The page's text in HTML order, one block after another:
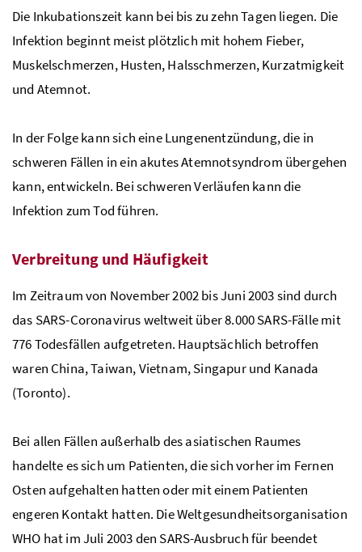
Die Inkubationszeit kann bei bis zu zehn Tagen liegen. Die
Infektion beginnt meist plötzlich mit hohem Fieber,
Muskelschmerzen, Husten, Halsschmerzen, Kurzatmigkeit
und Atemnot.
In der Folge kann sich eine Lungenentzündung, die in
schweren Fällen in ein akutes Atemnotsyndrom übergehen
kann, entwickeln. Bei schweren Verläufen kann die
Infektion zum Tod führen.
Verbreitung und Häufigkeit
Im Zeitraum von November 2002 bis Juni 2003 sind durch
das SARS-Coronavirus weltweit über 8.000 SARS-Fälle mit
776 Todesfällen aufgetreten. Hauptsächlich betroffen
waren China, Taiwan, Vietnam, Singapur und Kanada
(Toronto).
Bei allen Fällen außerhalb des asiatischen Raumes
handelte es sich um Patienten, die sich vorher im Fernen
Osten aufgehalten hatten oder mit einem Patienten
engeren Kontakt hatten. Die Weltgesundheitsorganisation
WHO hat im Juli 2003 den SARS-Ausbruch für beendet